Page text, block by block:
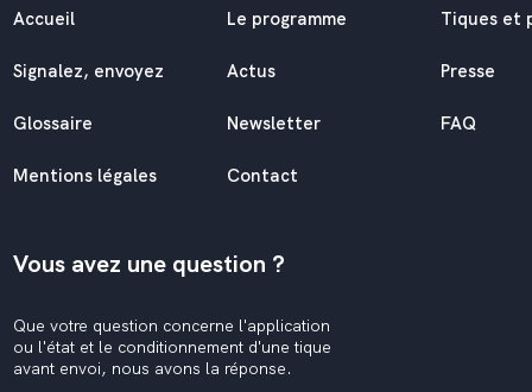
Accueil Le programme Tiques et
Signalez, envoyez Actus Presse
Glossaire Newsletter FAQ
Mentions légales Contact
Vous avez une question ?
Que votre question concerne l'application
ou l'état et le conditionnement d'une tique
avant envoi, nous avons la réponse.